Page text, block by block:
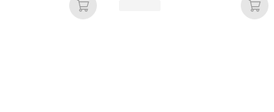
Ajouter au panier